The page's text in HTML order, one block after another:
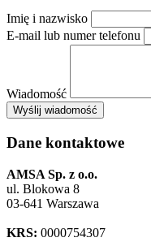
Imię i nazwisko
E-mail lub numer telefonu
Wiadomość
Wyślij wiadomośćAMSA Sp. z
+
−
Dane kontaktowe
AMSA Sp. z o.o.
ul. Blokowa 8
03-641 Warszawa
KRS: 0000754307